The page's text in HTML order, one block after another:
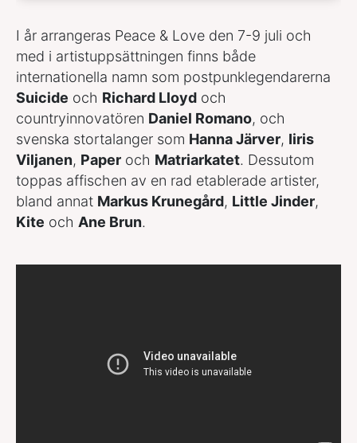
I år arrangeras Peace & Love den 7-9 juli och
med i artistuppsättningen finns både
internationella namn som postpunklegendarerna
Suicide och Richard Lloyd och
countryinnovatören Daniel Romano, och
svenska stortalanger som Hanna Järver, Iiris
Viljanen, Paper och Matriarkatet. Dessutom
toppas affischen av en rad etablerade artister,
bland annat Markus Krunegård, Little Jinder,
Kite och Ane Brun.